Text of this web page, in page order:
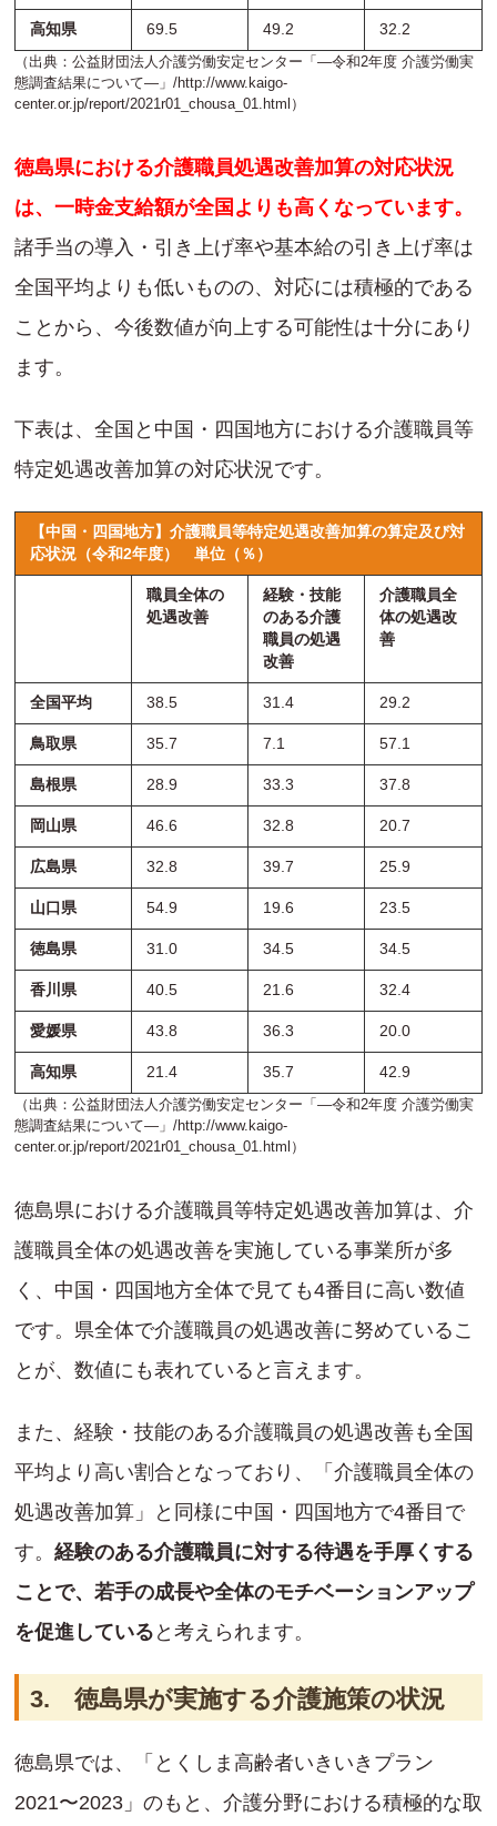
高知県 69.5 49.2
32.2
（出典：公益財団法人介護労働安定センター「―令和2年度 介護労働実
態調査結果について―」/http://www.kaigo-
center.or.jp/report/2021r01_chousa_01.html ）
徳島県における介護職員処遇改善加算の対応状況
は、一時金支給額が全国よりも高くなっています。
諸手当の導入・引き上げ率や基本給の引き上げ率は
全国平均よりも低いものの、対応には積極的である
ことから、今後数値が向上する可能性は十分にあり
ます。
下表は、全国と中国・四国地方における介護職員等
特定処遇改善加算の対応状況です。
【中国・四国地方】介護職員等特定処遇改善加算の算定及び対
応状況（令和2年度）
単位（％）
職員全体の
処遇改善
経験・技能
のある介護
職員の処遇
改善
介護職員全
体の処遇改
善
全国平均 38.5 31.4 29.2
鳥取県 35.7 7.1 57.1
島根県 28.9 33.3 37.8
岡山県 46.6 32.8 20.7
広島県 32.8 39.7 25.9
山口県 54.9 19.6 23.5
徳島県 31.0 34.5 34.5
香川県 40.5 21.6 32.4
愛媛県 43.8 36.3 20.0
高知県 21.4 35.7
42.9
（出典：公益財団法人介護労働安定センター「―令和2年度 介護労働実
態調査結果について―」/http://www.kaigo-
center.or.jp/report/2021r01_chousa_01.html ）
徳島県における介護職員等特定処遇改善加算は、介
護職員全体の処遇改善を実施している事業所が多
く、中国・四国地方全体で見ても4番目に高い数値
です。県全体で介護職員の処遇改善に努めているこ
とが、数値にも表れていると言えます。
また、経験・技能のある介護職員の処遇改善も全国
平均より高い割合となっており、「介護職員全体の
処遇改善加算」と同様に中国・四国地方で4番目で
す。 経験のある介護職員に対する待遇を手厚くする
ことで、若手の成長や全体のモチベーションアップ
を促進している と考えられます。
3. 徳島県が実施する介護施策の状況
徳島県では、「とくしま高齢者いきいきプラン
2021〜2023」のもと、介護分野における積極的な取